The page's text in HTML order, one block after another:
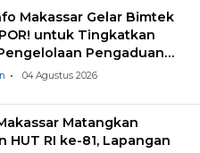
Makassar Gelar Bimtek
untuk Tingkatkan
Pengaduan
04 Agustus 2026
Matangkan
HUT RI ke-81, Lapangan